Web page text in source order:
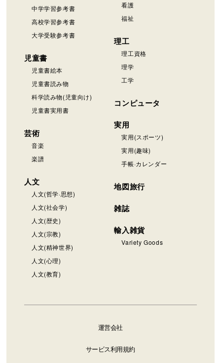
中学学習参考書
高校学習参考書
大学受験参考書
児童書
児童書絵本
児童書読み物
科学読み物(児童向け)
児童書実用書
芸術
音楽
楽譜
人文
人文(哲学·思想)
人文(社会学)
人文(歴史)
人文(宗教)
人文(精神世界)
人文(心理)
人文(教育)
看護
福祉
理工
理工資格
理学
工学
コンピュータ
実用
実用(スポーツ)
実用(趣味)
手帳·カレンダー
地図旅行
雑誌
輸入雑貨
Variety Goods
運営会社
サービス利用規約